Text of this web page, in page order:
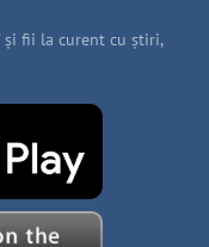
și fii la curent cu știri,